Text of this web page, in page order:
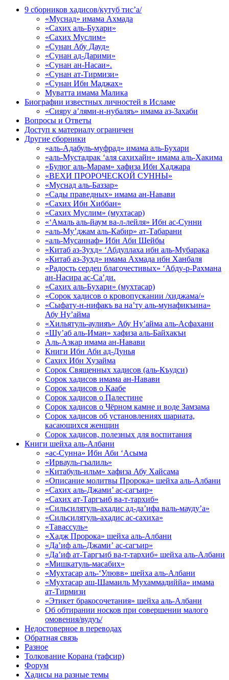
9 сборников хадисов/кутуб тис’а/
«Муснад» имама Ахмада
«Сахих аль-Бухари»
«Сахих Муслим»
«Сунан Абу Дауд»
«Сунан ад-Дарими»
«Сунан ан-Насаи».
«Сунан ат-Тирмизи»
«Сунан Ибн Маджах»
Муватта имама Малика
Биографии известных личностей в Исламе
«Сияру а’лями-н-нубаляъ» имама аз-Захаби
Вопросы и Ответы
Доступ к материалу ограничен
Другие сборники
«аль-Адабуль-муфрад» имама аль-Бухари
«аль-Мустадрак ‘аля сахихайн» имама аль-Хакима
«Булюг аль-Марам» хафиза Ибн Хаджара
«ВЕХИ ПРОРОЧЕСКОЙ СУННЫ»
«Муснад аль-Баззар»
«Сады праведных» имама ан-Навави
«Сахих Ибн Хиббан»
«Сахих Муслим» (мухтасар)
«‘Амаль аль-йаум ва-л-лейля» Ибн ас-Сунни
«аль-Му’джам аль-Кабир» ат-Табарани
«аль-Мусаннаф» Ибн Аби Шейбы
«Китаб аз-Зухд» ‘Абдуллаха ибн аль-Мубарака
«Китаб аз-Зухд» имама Ахмада ибн Ханбаля
«Радость сердец благочестивых» ‘Абду-р-Рахмана
ан-Насира ас-Са’ди.
«Сахих аль-Бухари» (мухтасар)
«Сорок хадисов о кровопускании /хиджама/»
«Сыфату-н-нифакъ ва на’ту аль-мунафикъина»
Абу Ну’айма
«Хильятуль-аулияъ» Абу Ну’айма аль-Асфахани
«Шу’аб аль-Иман» хафиза аль-Байхакъи
Аль-Азкар имама ан-Навави
Книги Ибн Аби ад-Дунья
Сахих Ибн Хузайма
Сорок Священных хадисов (аль-Къудси)
Сорок хадисов имама ан-Навави
Сорок хадисов о Каабе
Сорок хадисов о Палестине
Сорок хадисов о Чёрном камне и воде Замзама
Сорок хадисов об установлениях шариата,
касающихся женщин
Сорок хадисов, полезных для воспитания
Книги шейха аль-Албани
«ас-Сунна» Ибн Аби ‘Асыма
«Ирвауль-гъалиль»
«Китабуль-ильм» хафиза Абу Хайсама
«Описание молитвы Пророка» шейха аль-Албани
«Сахих аль-Джами’ ас-сагъир»
«Сахих ат-Таргъиб ва-т-тархиб»
«Сильсилятуль-ахадис ад-да’ифа валь-мауду’а»
«Сильсилятуль-ахадис ас-сахиха»
«Тавассуль»
«Хадж Пророка» шейха аль-Албани
«Да’иф аль-Джами’ ас-сагъир»
«Да’иф ат-Таргъиб ва-т-тархиб» шейха аль-Албани
«Мишкатуль-масабих»
«Мухтасар аль-‘Улювв» шейха аль-Албани
«Мухтасар аш-Шамаиль Мухаммадиййа» имама
ат-Тирмизи
«Этикет бракосочетания» шейха аль-Албани
Об обтирании носков при совершении малого
омовения/вудуъ/
Недостоверное в переводах
Обратная связь
Разное
Толкование Корана (тафсир)
Форум
Хадисы на разные темы